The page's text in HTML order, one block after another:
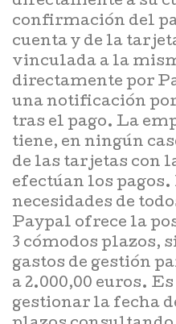
confirmación del
cuenta y de la
vinculada a la
directamente por
una notificación
tras el pago. La
tiene, en ningún
de las tarjetas con
efectúan los
necesidades de
Paypal ofrece la
3 cómodos plazos,
gastos de gestión
a 2.000,00 euros.
gestionar la fecha